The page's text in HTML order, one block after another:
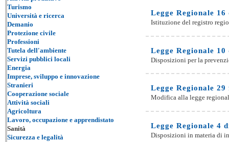
Legge Regionale
Istituzione del registro
Legge Regionale
Disposizioni per la
Legge Regionale
Modifica alla legge
Legge Regionale 4
Disposizioni in materia di
Turismo
Università e ricerca
Demanio
Protezione civile
Professioni
Tutela dell'ambiente
Servizi pubblici locali
Energia
Imprese, sviluppo e innovazione
Stranieri
Cooperazione sociale
Attività sociali
Agricoltura
Lavoro, occupazione e apprendistato
Sanità
Sicurezza e legalità